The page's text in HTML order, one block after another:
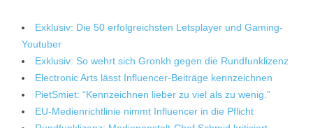
Exklusiv: Die 50 erfolgreichsten Letsplayer und Gaming-
Youtuber
Exklusiv: So wehrt sich Gronkh gegen die Rundfunklizenz
Electronic Arts lässt Influencer-Beiträge kennzeichnen
PietSmiet: “Kennzeichnen lieber zu viel als zu wenig.”
EU-Medienrichtlinie nimmt Influencer in die Pflicht